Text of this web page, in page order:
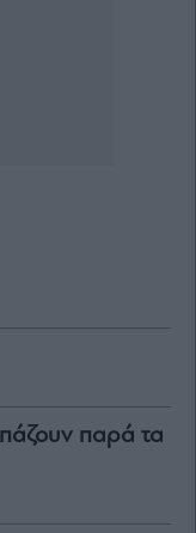
παρά τα